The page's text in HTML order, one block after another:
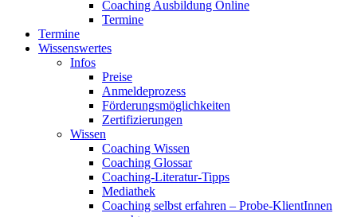
Coaching Ausbildung Online
Termine
Termine
Wissenswertes
Infos
Preise
Anmeldeprozess
Förderungsmöglichkeiten
Zertifizierungen
Wissen
Coaching Wissen
Coaching Glossar
Coaching-Literatur-Tipps
Mediathek
Coaching selbst erfahren – Probe-KlientInnen